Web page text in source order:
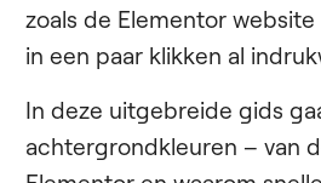
zoals de Elementor
in een paar klikken al
In deze uitgebreide gids
achtergrondkleuren – van